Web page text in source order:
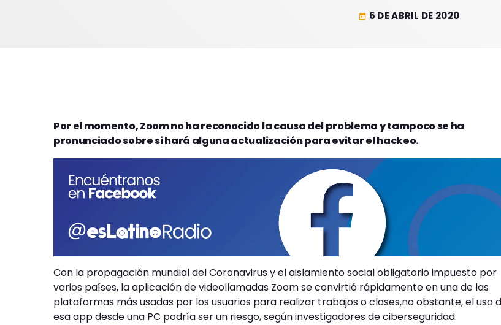
today 6 DE ABRIL DE 2020
Por el momento, Zoom no ha reconocido la causa del problema y tampoco se ha
pronunciado sobre si hará alguna actualización para evitar el hackeo.
Con la propagación mundial del Coronavirus y el aislamiento social obligatorio impuesto por
varios países, la aplicación de videollamadas Zoom se convirtió rápidamente en una de las
plataformas más usadas por los usuarios para realizar trabajos o clases,no obstante, el uso
esa app desde una PC podría ser un riesgo, según investigadores de ciberseguridad.